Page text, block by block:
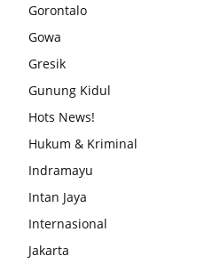
Gorontalo
Gowa
Gresik
Gunung Kidul
Hots News!
Hukum & Kriminal
Indramayu
Intan Jaya
Internasional
Jakarta